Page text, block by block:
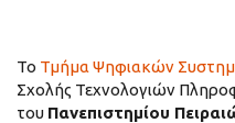
Το Τμήμα Ψηφιακών
Σχολής Τεχνολογιών
του Πανεπιστημίου